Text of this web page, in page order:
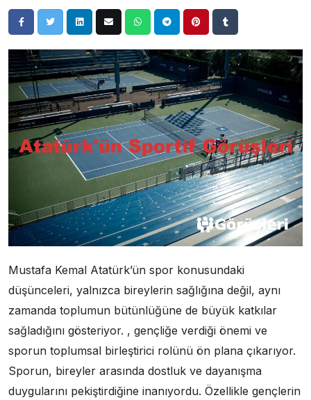
Mustafa Kemal Atatürk’ün spor konusundaki
düşünceleri, yalnızca bireylerin sağlığına değil, aynı
zamanda toplumun bütünlüğüne de büyük katkılar
sağladığını gösteriyor. , gençliğe verdiği önemi ve
sporun toplumsal birleştirici rolünü ön plana çıkarıyor.
Sporun, bireyler arasında dostluk ve dayanışma
duygularını pekiştirdiğine inanıyordu. Özellikle gençlerin